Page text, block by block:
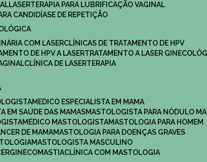
LASERTERAPIA PARA LUBRIFICAÇÃO VAGINAL​
CANDIDÍASE DE REPETIÇÃO
COM LASER
CLÍNICAS DE TRATAMENTO DE HPV
DE HPV A LASER
TRATAMENTO A LASER
CLÍNICA DE LASERTERAPIA
MEDICO ESPECIALISTA EM MAMA​
EM SAÚDE DAS MAMAS
MASTOLOGISTA PARA NÓDULO
MÉDICO MASTOLOGISTA
MASTOLOGIA PARA HOMEM
DE MAMA
MASTOLOGIA PARA DOENÇAS GRAVES
MASTOLOGISTA MASCULINO
GINECOMASTIA
CLÍNICA COM MASTOLOGIA